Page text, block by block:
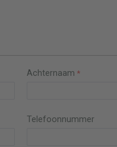
Achternaam
Telefoonnummer